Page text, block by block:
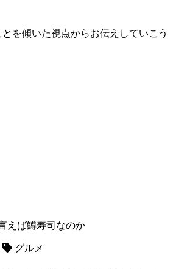
を傾いた視点からお伝えしていこう
えば鱒寿司なのか
グルメ